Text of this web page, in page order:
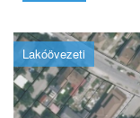
Lakóövezeti